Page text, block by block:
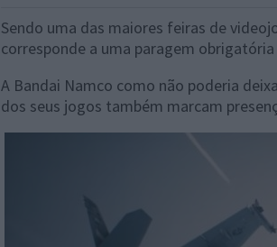
Sendo uma das maiores feiras de
corresponde a uma paragem
A Bandai Namco como não poderia
dos seus jogos também marcam